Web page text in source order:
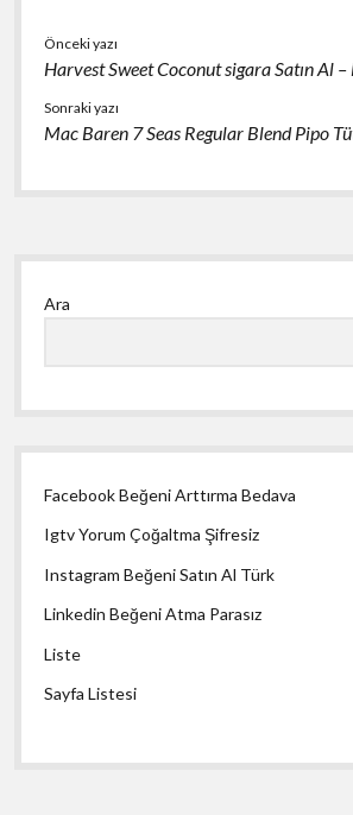
Önceki yazı
Harvest Sweet Coconut sigara Satın Al
Sonraki yazı
Mac Baren 7 Seas Regular Blend Pipo
Yan
Menü
Ara
Facebook Beğeni Arttırma Bedava
Igtv Yorum Çoğaltma Şifresiz
Instagram Beğeni Satın Al Türk
Linkedin Beğeni Atma Parasız
Liste
Sayfa Listesi